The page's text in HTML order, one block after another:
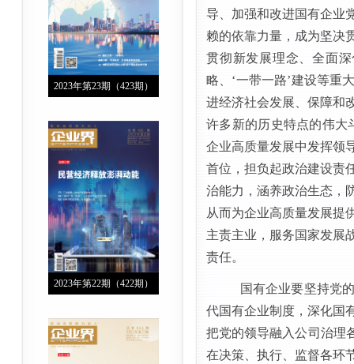
2023年第23期（423期）
2023年第22期（422期）
导、加强和改进国有企业
赖的依靠力量，成为坚决
贯彻新发展理念、全面
略、‘一带一路’建设等重
进经济社会发展、保障和
许多新的历史特点的伟大
企业高质量发展中发挥领
首位，担负起政治建设责
治能力，涵养政治生态，
从而为企业高质量发展提
主责主业，服务国家发展
责任。
国有企业要坚持党
代国有企业制度 ， 深化国
把党的领导融入公司治理
在决策、执行、监督各环